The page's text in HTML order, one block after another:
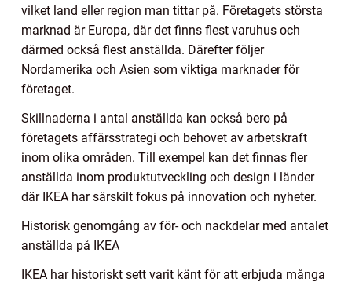
vilket land eller region man tittar på. Företagets största
marknad är Europa, där det finns flest varuhus och
därmed också flest anställda. Därefter följer
Nordamerika och Asien som viktiga marknader för
företaget.
Skillnaderna i antal anställda kan också bero på
företagets affärsstrategi och behovet av arbetskraft
inom olika områden. Till exempel kan det finnas fler
anställda inom produktutveckling och design i länder
där IKEA har särskilt fokus på innovation och nyheter.
Historisk genomgång av för- och nackdelar med antalet
anställda på IKEA
IKEA har historiskt sett varit känt för att erbjuda många